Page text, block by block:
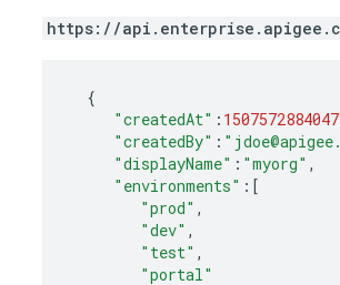
https://
{
"createdAt" : 1507572884047
"createdBy" :
"displayName" : "myorg" ,
"environments" :[
"prod" ,
"dev" ,
"test" ,
"portal"